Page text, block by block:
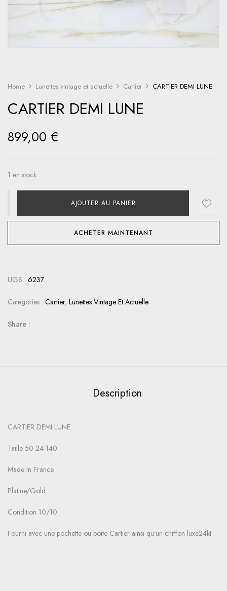
Home Lunettes vintage et actuelle Cartier CARTIER DEMI LUNE
CARTIER DEMI LUNE
899,00 €
1 en stock
AJOUTER AU PANIER
ACHETER MAINTENANT
UGS : 6237
Catégories : Cartier, Lunettes Vintage Et Actuelle
Share :
Description
CARTIER DEMI LUNE
Taille 50-24-140
Made In France
Platine/Gold
Condition 10/10
Fourni avec une pochette ou boite Cartier ainsi qu’un chiffon luxe24kt